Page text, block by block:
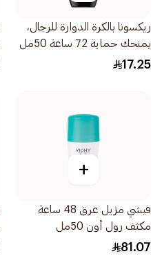
ريكسونا بالكرة الدوارة للرجال،
يمنحك حماية 72 ساعة 50مل
17.25
+
فيشي مزيل عرق 48 ساعة
مكثف رول أون 50مل
81.07